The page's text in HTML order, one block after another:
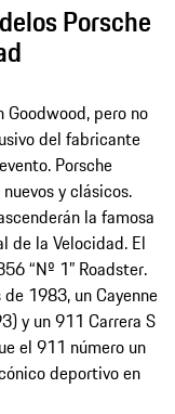
Porsche
Goodwood, pero no
del fabricante
Porsche
y clásicos.
la famosa
de la Velocidad. El
“Nº 1” Roadster.
1983, un Cayenne
y un 911 Carrera S
el 911 número un
deportivo en